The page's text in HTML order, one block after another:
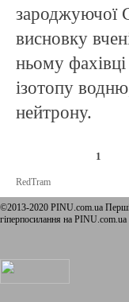
зароджуючої
висновку
ньому
ізотопу
нейтрону.
1
RedTram
©2013-2020 PINU.com.ua Перші
гіперпосилання на PINU.com.ua